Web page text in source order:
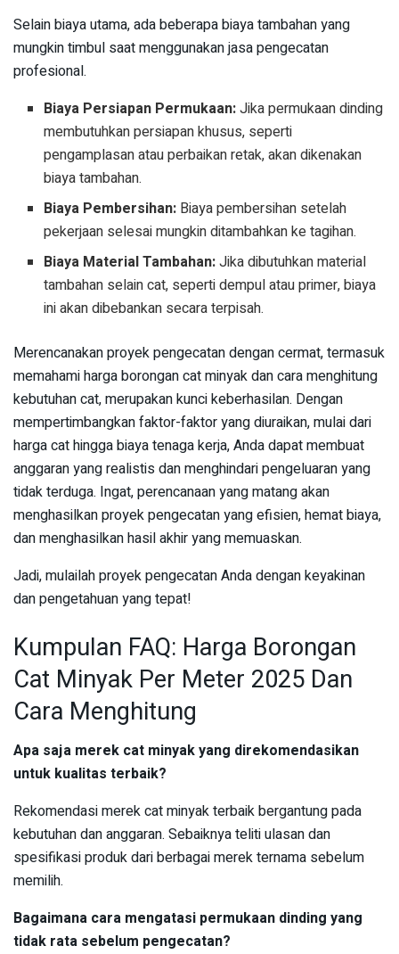
Selain biaya utama, ada beberapa biaya tambahan yang
mungkin timbul saat menggunakan jasa pengecatan
profesional.
Biaya Persiapan Permukaan:Jika permukaan dinding
membutuhkan persiapan khusus, seperti
pengamplasan atau perbaikan retak, akan dikenakan
biaya tambahan.
Biaya Pembersihan: Biaya pembersihan setelah
pekerjaan selesai mungkin ditambahkan ke tagihan.
Biaya Material Tambahan:Jika dibutuhkan material
tambahan selain cat, seperti dempul atau primer, biaya
ini akan dibebankan secara terpisah.
Merencanakan proyek pengecatan dengan cermat, termasuk
memahami harga borongan cat minyak dan cara menghitung
kebutuhan cat, merupakan kunci keberhasilan. Dengan
mempertimbangkan faktor-faktor yang diuraikan, mulai dari
harga cat hingga biaya tenaga kerja, Anda dapat membuat
anggaran yang realistis dan menghindari pengeluaran yang
tidak terduga. Ingat, perencanaan yang matang akan
menghasilkan proyek pengecatan yang efisien, hemat biaya,
dan menghasilkan hasil akhir yang memuaskan.
Jadi, mulailah proyek pengecatan Anda dengan keyakinan
dan pengetahuan yang tepat!
Kumpulan FAQ: Harga Borongan
Cat Minyak Per Meter 2025 Dan
Cara Menghitung
Apa saja merek cat minyak yang direkomendasikan
untuk kualitas terbaik?
Rekomendasi merek cat minyak terbaik bergantung pada
kebutuhan dan anggaran. Sebaiknya teliti ulasan dan
spesifikasi produk dari berbagai merek ternama sebelum
memilih.
Bagaimana cara mengatasi permukaan dinding yang
tidak rata sebelum pengecatan?